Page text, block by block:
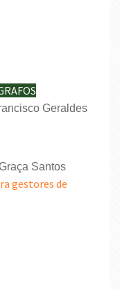
Geraldes
Santos
gestores de